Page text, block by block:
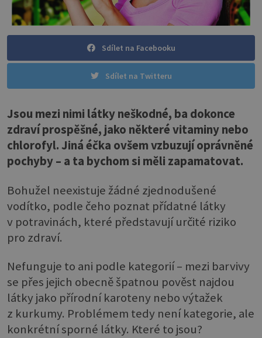
Sdílet na Facebooku
Sdílet na Twitteru
Jsou mezi nimi látky neškodné, ba dokonce
zdraví prospěšné, jako některé vitaminy nebo
chlorofyl. Jiná éčka ovšem vzbuzují oprávněné
pochyby – a ta bychom si měli zapamatovat.
Bohužel neexistuje žádné zjednodušené
vodítko, podle čeho poznat přídatné látky
v potravinách, které představují určité riziko
pro zdraví.
Nefunguje to ani podle kategorií – mezi barvivy
se přes jejich obecně špatnou pověst najdou
látky jako přírodní karoteny nebo výtažek
z kurkumy. Problémem tedy není kategorie, ale
konkrétní sporné látky. Které to jsou?